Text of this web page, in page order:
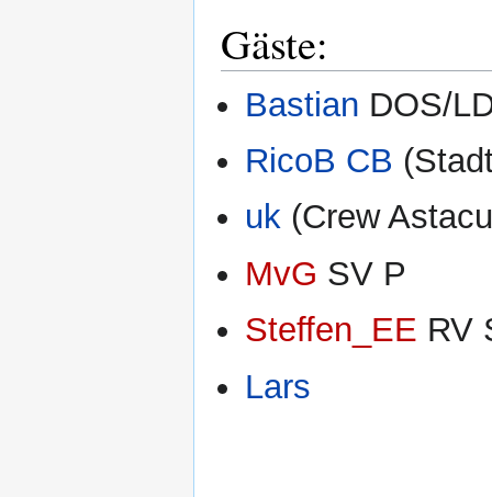
Gäste:
Bastian DOS/
RicoB CB
uk (Crew
MvG SV P
Steffen_EE RV
Lars